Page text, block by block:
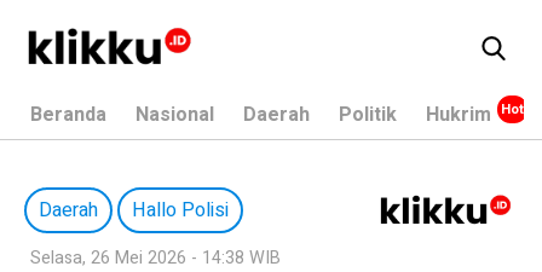
Beranda Nasional Daerah Politik Hukrim
Daerah Hallo Polisi
Selasa, 26 Mei 2026 - 14:38 WIB